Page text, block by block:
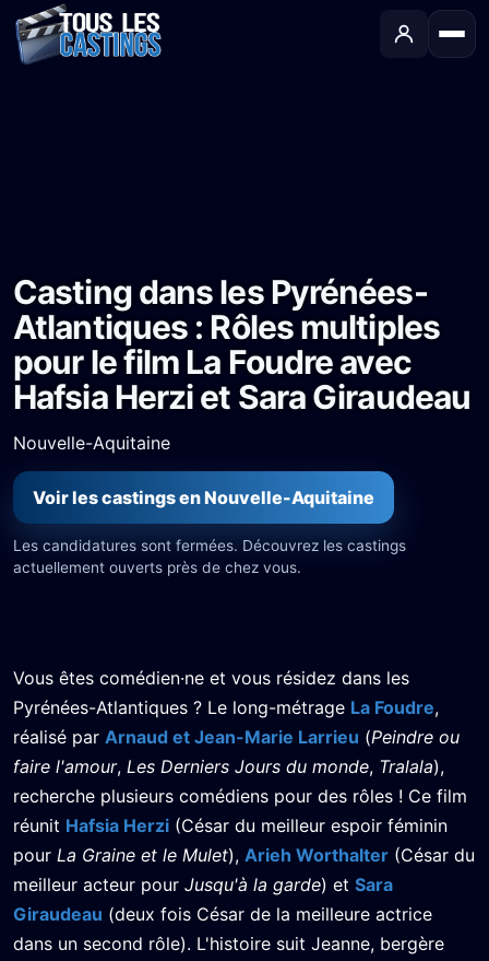
Casting dans les Pyrénées-
Atlantiques : Rôles multiples
pour le film La Foudre avec
Hafsia Herzi et Sara Giraudeau
Nouvelle-Aquitaine
Voir les castings en Nouvelle-Aquitaine
Les candidatures sont fermées. Découvrez les castings
actuellement ouverts près de chez vous.
Vous êtes comédien·ne et vous résidez dans les
Pyrénées-Atlantiques ? Le long-métrage La Foudre,
réalisé par Arnaud et Jean-Marie Larrieu (Peindre ou
faire l'amour, Les Derniers Jours du monde, Tralala),
recherche plusieurs comédiens pour des rôles ! Ce film
réunit Hafsia Herzi (César du meilleur espoir féminin
pour La Graine et le Mulet), Arieh Worthalter (César du
meilleur acteur pour Jusqu'à la garde) et Sara
Giraudeau (deux fois César de la meilleure actrice
dans un second rôle). L'histoire suit Jeanne, bergère